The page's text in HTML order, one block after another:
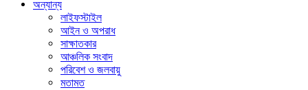
অন্যান্য
লাইফস্টাইল
আইন ও অপরাধ
সাক্ষাতকার
আঞ্চলিক সংবাদ
পরিবেশ ও জলবায়ু
মতামত